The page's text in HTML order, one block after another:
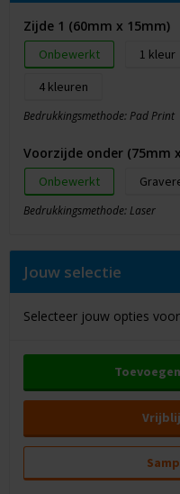
Zijde 1 (60mm x 15mm)
Onbewerkt 1
4
Bedrukkingsmethode: Pad Print
Voorzijde onder (75mm
Onbewerkt
Bedrukkingsmethode: Laser
Jouw selectie
Selecteer jouw opties